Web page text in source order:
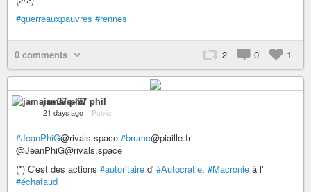
#guerreauxpauvres #rennes
0 comments 2 0 1
jamais+37 phil
21 days ago – Public
#JeanPhiG@rivals.space #brume@piaille.fr
@JeanPhiG@rivals.space
(*) C'est des actions #autoritaire d' #Autocratie, #Macronie à l'
#échafaud